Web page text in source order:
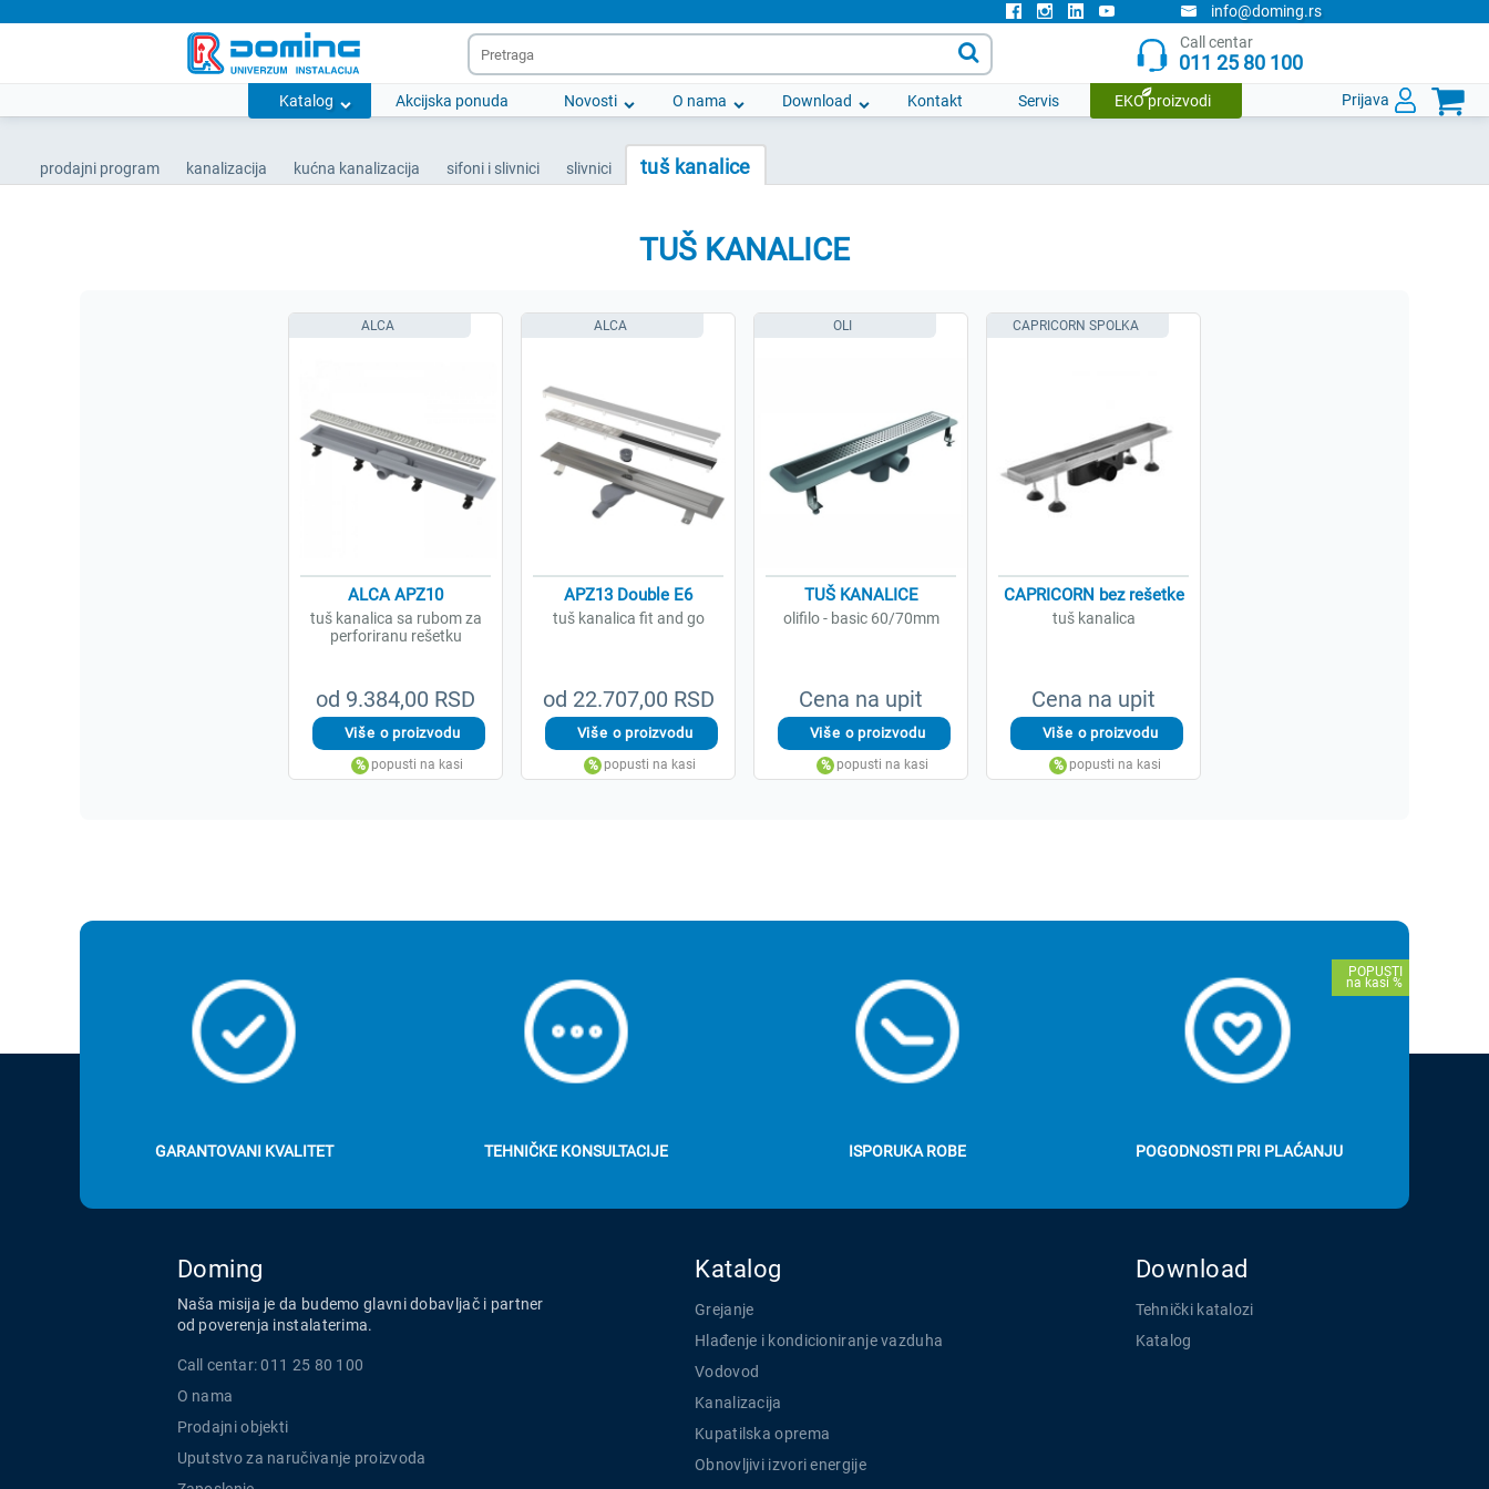
info@doming.rs
Call centar
011 25 80 100
Katalog Akcijska ponuda Novosti O nama Download Kontakt Servis EKO proizvodi Prijava 

prodajni program kanalizacija kućna kanalizacija sifoni i slivnici slivnici tuš kanalice
TUŠ KANALICE
od 9.384,00 RSD
ALCA APZ10
tuš kanalica sa rubom za
perforiranu rešetku
ALCA
od 22.707,00 RSD
APZ13 Double E6
tuš kanalica fit and go
ALCA
Cena na upit
TUŠ KANALICE
olifilo - basic 60/70mm
OLI
Cena na upit
CAPRICORN bez rešetke
tuš kanalica
CAPRICORN SPOLKA
GARANTOVANI KVALITET TEHNIČKE KONSULTACIJE ISPORUKA ROBE POGODNOSTI PRI PLAĆANJU
Doming
Naša misija je da budemo glavni dobavljač i partner
od poverenja instalaterima.
Call centar: 011 25 80 100
O nama
Prodajni objekti
Uputstvo za naručivanje proizvoda
Katalog
Grejanje
Hlađenje i kondicioniranje vazduha
Vodovod
Kanalizacija
Kupatilska oprema
Obnovljivi izvori energije
Download
Tehnički katalozi
Katalog